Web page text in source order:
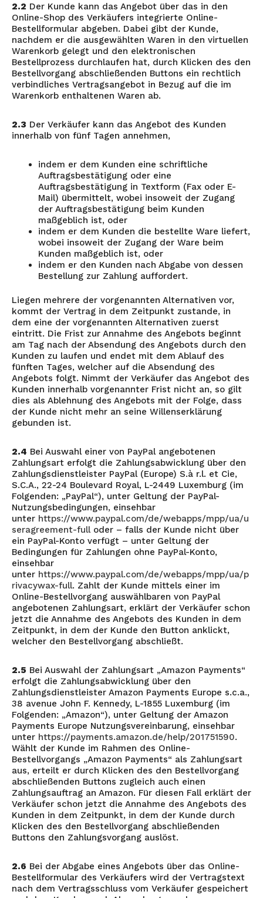
2.2 Der Kunde kann das Angebot über das in den
Online-Shop des Verkäufers integrierte Online-
Bestellformular abgeben. Dabei gibt der Kunde,
nachdem er die ausgewählten Waren in den virtuellen
Warenkorb gelegt und den elektronischen
Bestellprozess durchlaufen hat, durch Klicken des den
Bestellvorgang abschließenden Buttons ein rechtlich
verbindliches Vertragsangebot in Bezug auf die im
Warenkorb enthaltenen Waren ab.
2.3 Der Verkäufer kann das Angebot des Kunden
innerhalb von fünf Tagen annehmen,
indem er dem Kunden eine schriftliche
Auftragsbestätigung oder eine
Auftragsbestätigung in Textform (Fax oder E-
Mail) übermittelt, wobei insoweit der Zugang
der Auftragsbestätigung beim Kunden
maßgeblich ist, oder
indem er dem Kunden die bestellte Ware liefert,
wobei insoweit der Zugang der Ware beim
Kunden maßgeblich ist, oder
indem er den Kunden nach Abgabe von dessen
Bestellung zur Zahlung auffordert.
Liegen mehrere der vorgenannten Alternativen vor,
kommt der Vertrag in dem Zeitpunkt zustande, in
dem eine der vorgenannten Alternativen zuerst
eintritt. Die Frist zur Annahme des Angebots beginnt
am Tag nach der Absendung des Angebots durch den
Kunden zu laufen und endet mit dem Ablauf des
fünften Tages, welcher auf die Absendung des
Angebots folgt. Nimmt der Verkäufer das Angebot des
Kunden innerhalb vorgenannter Frist nicht an, so gilt
dies als Ablehnung des Angebots mit der Folge, dass
der Kunde nicht mehr an seine Willenserklärung
gebunden ist.
2.4 Bei Auswahl einer von PayPal angebotenen
Zahlungsart erfolgt die Zahlungsabwicklung über den
Zahlungsdienstleister PayPal (Europe) S.à r.l. et Cie,
S.C.A., 22-24 Boulevard Royal, L-2449 Luxemburg (im
Folgenden: „PayPal“), unter Geltung der PayPal-
Nutzungsbedingungen, einsehbar
unter https://www.paypal.com/de/webapps/mpp/ua/u
seragreement-fulloder – falls der Kunde nicht über
ein PayPal-Konto verfügt – unter Geltung der
Bedingungen für Zahlungen ohne PayPal-Konto,
einsehbar
unter https://www.paypal.com/de/webapps/mpp/ua/p
rivacywax-full. Zahlt der Kunde mittels einer im
Online-Bestellvorgang auswählbaren von PayPal
angebotenen Zahlungsart, erklärt der Verkäufer schon
jetzt die Annahme des Angebots des Kunden in dem
Zeitpunkt, in dem der Kunde den Button anklickt,
welcher den Bestellvorgang abschließt.
2.5 Bei Auswahl der Zahlungsart „Amazon Payments“
erfolgt die Zahlungsabwicklung über den
Zahlungsdienstleister Amazon Payments Europe s.c.a.,
38 avenue John F. Kennedy, L-1855 Luxemburg (im
Folgenden: „Amazon“), unter Geltung der Amazon
Payments Europe Nutzungsvereinbarung, einsehbar
unter https://payments.amazon.de/help/201751590.
Wählt der Kunde im Rahmen des Online-
Bestellvorgangs „Amazon Payments“ als Zahlungsart
aus, erteilt er durch Klicken des den Bestellvorgang
abschließenden Buttons zugleich auch einen
Zahlungsauftrag an Amazon. Für diesen Fall erklärt der
Verkäufer schon jetzt die Annahme des Angebots des
Kunden in dem Zeitpunkt, in dem der Kunde durch
Klicken des den Bestellvorgang abschließenden
Buttons den Zahlungsvorgang auslöst.
2.6 Bei der Abgabe eines Angebots über das Online-
Bestellformular des Verkäufers wird der Vertragstext
nach dem Vertragsschluss vom Verkäufer gespeichert